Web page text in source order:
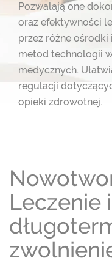
Pozwalają one
oraz efektywności
przez różne
metod technologii
medycznych.
regulacji
opieki zdrowotnej.
Leczenie i